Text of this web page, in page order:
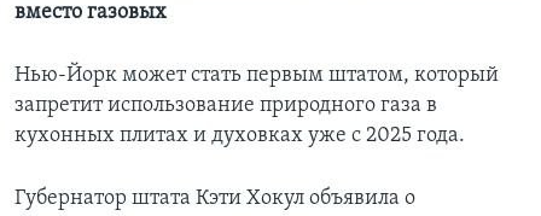
вместо газовых
Нью-Йорк может стать первым штатом, который
запретит использование природного газа в
кухонных плитах и духовках уже с 2025 года.
Губернатор штата Кэти Хокул объявила о